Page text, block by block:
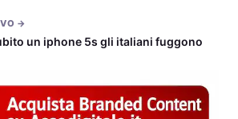
→
un iphone 5s gli italiani fuggono